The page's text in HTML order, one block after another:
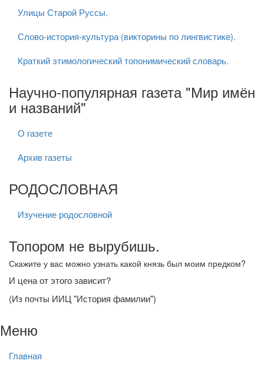
Улицы Старой Руссы.
Слово-история-культура (викторины по лингвистике).
Краткий этимологический топонимический словарь.
Научно-популярная газета "Мир имён
и названий"
О газете
Архив газеты
РОДОСЛОВНАЯ
Изучение родословной
Топором не вырубишь.
Скажите у вас можно узнать какой князь был моим предком?
И цена от этого зависит?
(Из почты ИИЦ "История фамилии")
Меню
Главная